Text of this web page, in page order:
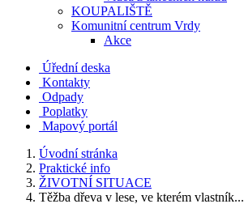
KOUPALIŠTĚ
Komunitní centrum Vrdy
Akce
Úřední deska
Kontakty
Odpady
Poplatky
Mapový portál
Úvodní stránka
Praktické info
ŽIVOTNÍ SITUACE
Těžba dřeva v lese, ve kterém vlastník...